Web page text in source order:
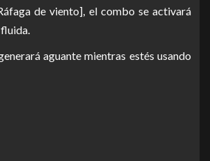
de viento], el combo se activará
aguante mientras estés usando